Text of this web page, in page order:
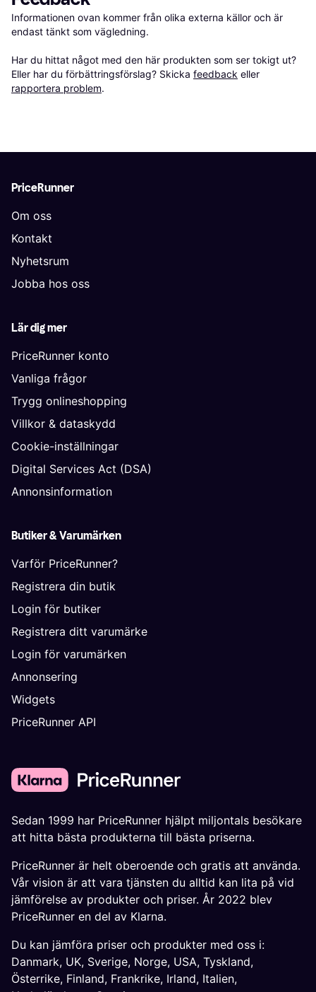
Informationen ovan kommer från olika externa källor och är
endast tänkt som vägledning.
Har du hittat något med den här produkten som ser tokigt ut?
Eller har du förbättringsförslag? Skicka feedback eller
rapportera problem.
PriceRunner
Om oss
Kontakt
Nyhetsrum
Jobba hos oss
Lär dig mer
PriceRunner konto
Vanliga frågor
Trygg onlineshopping
Villkor & dataskydd
Cookie-inställningar
Digital Services Act (DSA)
Annonsinformation
Butiker & Varumärken
Varför PriceRunner?
Registrera din butik
Login för butiker
Registrera ditt varumärke
Login för varumärken
Annonsering
Widgets
PriceRunner API
Sedan 1999 har PriceRunner hjälpt miljontals besökare
att hitta bästa produkterna till bästa priserna.
PriceRunner är helt oberoende och gratis att använda.
Vår vision är att vara tjänsten du alltid kan lita på vid
jämförelse av produkter och priser. År 2022 blev
PriceRunner en del av Klarna.
Du kan jämföra priser och produkter med oss i:
Danmark, UK, Sverige, Norge, USA, Tyskland,
Österrike, Finland, Frankrike, Irland, Italien,